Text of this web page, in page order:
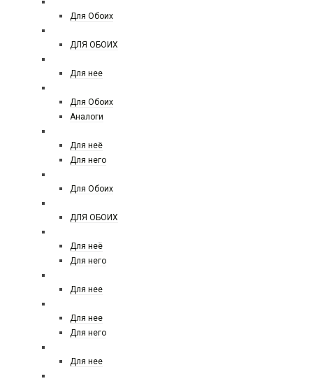
Для Обоих
ДЛЯ ОБОИХ
Для нее
Для Обоих
Аналоги
Для неё
Для него
Для Обоих
ДЛЯ ОБОИХ
Для неё
Для него
Для нее
Для нее
Для него
Для нее